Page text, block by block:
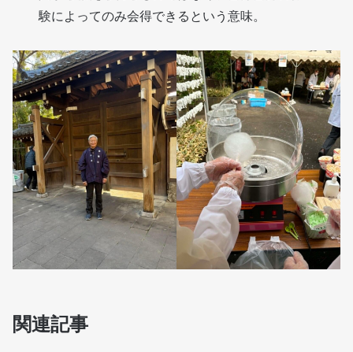
験によってのみ会得できるという意味。
関連記事